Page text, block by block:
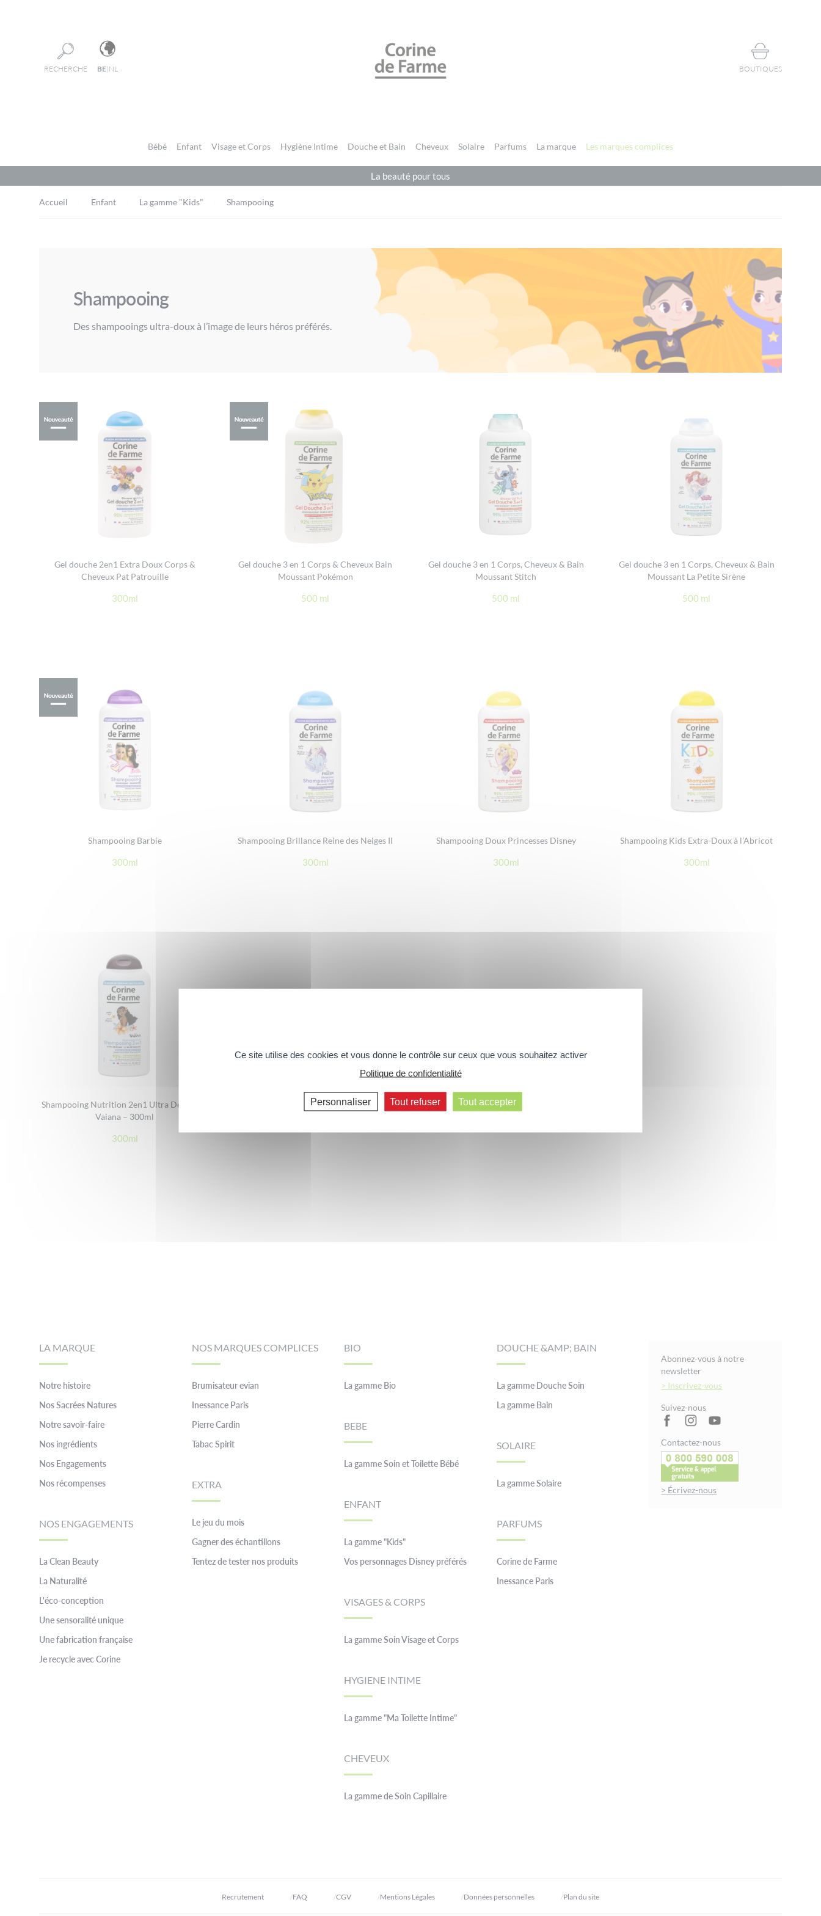
RECHERCHE BE| NL BOUTIQUES
Bébé Enfant Visage et Corps Hygiène Intime Douche et Bain Cheveux Solaire Parfums La marque Les marques complices
La beauté pour tous
Accueil Enfant La gamme "Kids" Shampooing
Shampooing
Des shampooings ultra-doux à l’image de leurs héros préférés.
Gel douche 2en1 Extra Doux Corps &
Cheveux Pat Patrouille
300ml
Gel douche 3 en 1 Corps & Cheveux Bain
Moussant Pokémon
500 ml
Gel douche 3 en 1 Corps, Cheveux & Bain
Moussant Stitch
500 ml
Gel douche 3 en 1 Corps, Cheveux & Bain
Moussant La Petite Sirène
500 ml
Shampooing Barbie
300ml
Shampooing Brillance Reine des Neiges II
300ml
Shampooing Doux Princesses Disney
300ml
Shampooing Kids Extra-Doux à l’Abricot
300ml
Shampooing Nutrition 2en1 Ultra Démêlant
Vaiana – 300ml
300ml
LA MARQUE
Notre histoire
Nos Sacrées Natures
Notre savoir-faire
Nos ingrédients
Nos Engagements
Nos récompenses
NOS ENGAGEMENTS
La Clean Beauty
La Naturalité
L'éco-conception
Une sensoralité unique
Une fabrication française
Je recycle avec Corine
NOS MARQUES COMPLICES
Brumisateur evian
Inessance Paris
Pierre Cardin
Tabac Spirit
EXTRA
Le jeu du mois
Gagner des échantillons
Tentez de tester nos produits
BIO
La gamme Bio
BEBE
La gamme Soin et Toilette Bébé
ENFANT
La gamme "Kids"
Vos personnages Disney préférés
VISAGES & CORPS
La gamme Soin Visage et Corps
HYGIENE INTIME
La gamme "Ma Toilette Intime"
CHEVEUX
La gamme de Soin Capillaire
DOUCHE &AMP; BAIN
La gamme Douche Soin
La gamme Bain
SOLAIRE
La gamme Solaire
PARFUMS
Corine de Farme
Inessance Paris
Abonnez-vous à notre
newsletter
> Inscrivez-vous
Suivez-nous
Contactez-nous
> Écrivez-nous
Recrutement FAQ CGV Mentions Légales Données personnelles Plan du site
Ce site utilise des cookies et vous donne le contrôle sur ceux que vous souhaitez activer
Politique de confidentialité
Personnaliser Tout refuser Tout accepter